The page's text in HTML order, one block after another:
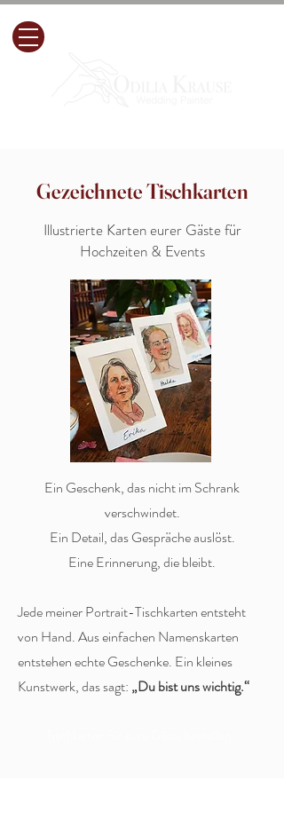
Gezeichnete Tischkarten
Illustrierte Karten eurer Gäste für
Hochzeiten & Events
Ein Geschenk, das nicht im Schrank
verschwindet.
Ein Detail, das Gespräche auslöst.
Eine Erinnerung, die bleibt.
Jede meiner Portrait-Tischkarten entsteht
von Hand. Aus einfachen Namenskarten
entstehen echte Geschenke. Ein kleines
Kunstwerk, das sagt: „Du bist uns wichtig.“